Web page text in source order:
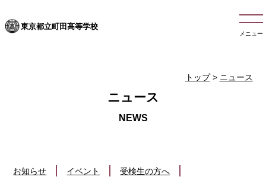
東京都立町田高等学校
メニュー
トップ> ニュース
ニュース
お知らせ イベント 受検生の方へ